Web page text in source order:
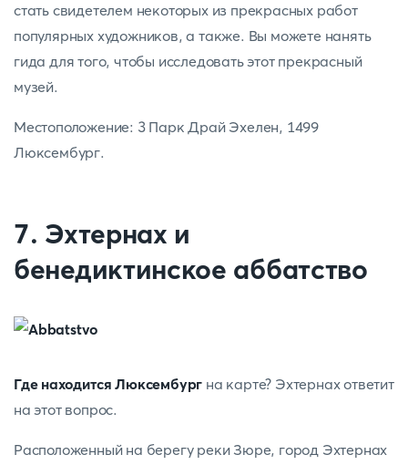
стать свидетелем некоторых из прекрасных работ
популярных художников, а также. Вы можете нанять
гида для того, чтобы исследовать этот прекрасный
музей.
Местоположение: 3 Парк Драй Эхелен, 1499
Люксембург.
7. Эхтернах и
бенедиктинское аббатство
Где находится Люксембург на карте? Эхтернах ответит
на этот вопрос.
Расположенный на берегу реки Зюре, город Эхтернах